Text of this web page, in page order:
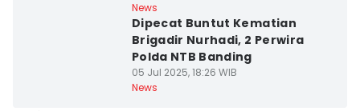
News
Dipecat Buntut Kematian
Brigadir Nurhadi, 2 Perwira
Polda NTB Banding
05 Jul 2025, 18:26 WIB
News